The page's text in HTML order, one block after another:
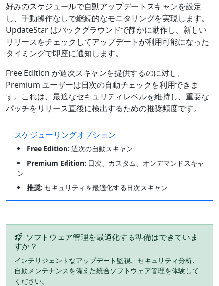
好みのスケジュールで自動アップデートスキャンを設定
し、手動操作なしで継続的なモニタリングを実現します。
UpdateStar はバックグラウンドで静かに動作し、新しい
リリースをチェックしてアップデートが利用可能になった
タイミングで即座に通知します。
Free Edition が週次スキャンを提供するのに対し、
Premium ユーザーは日次の自動チェックを利用できま
す。これは、最適なセキュリティレベルを維持し、重要な
パッチをリリース直後に検出するための推奨頻度です。
スケジューリングオプション
Free Edition: 週次の自動スキャン
Premium Edition: 日次、カスタム、オンデマンドスキャ
ン
推奨: セキュリティを最適化する日次スキャン
ソフトウェア管理を最適化する準備はできていま
すか？
インテリジェントなアップデート監視、セキュリティ分析、
自動メンテナンスを備えた統合ソフトウェア管理を体験して
ください。